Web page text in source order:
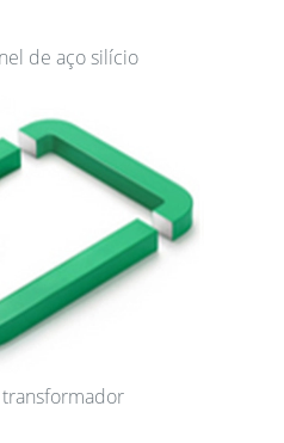
de aço silício